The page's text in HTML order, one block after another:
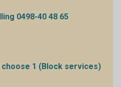
0498-40 48 65
choose 1 (Block services)